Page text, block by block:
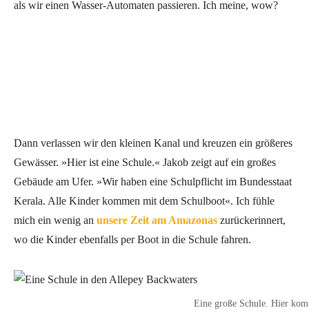
als wir einen Wasser-Automaten passieren. Ich meine, wow?
Dann verlassen wir den kleinen Kanal und kreuzen ein größeres
Gewässer. »Hier ist eine Schule.« Jakob zeigt auf ein großes
Gebäude am Ufer. »Wir haben eine Schulpflicht im Bundesstaat
Kerala. Alle Kinder kommen mit dem Schulboot«. Ich fühle
mich ein wenig an unsere Zeit am Amazonas zurückerinnert,
wo die Kinder ebenfalls per Boot in die Schule fahren.
Eine große Schule. Hier